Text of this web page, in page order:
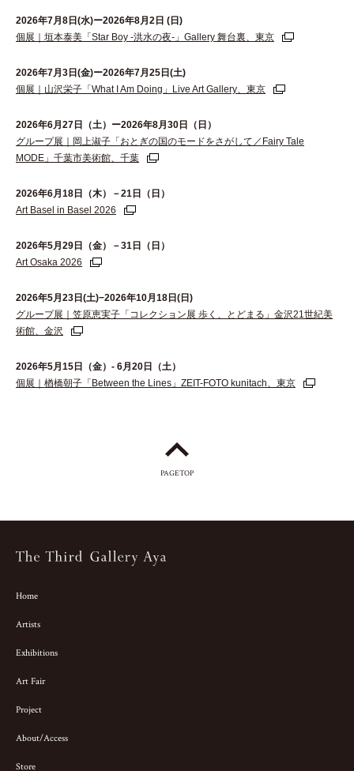
2026年7月8日(水)ー2026年8月2日 (日)
個展｜垣本泰美「Star Boy -洪水の夜-」Gallery 舞台裏、東京
2026年7月3日(金)ー2026年7月25日(土)
個展｜山沢栄子「What I Am Doing」Live Art Gallery、東京
2026年6⽉27⽇（⼟）ー2026年8⽉30⽇（⽇）
グループ展｜岡上淑子「おとぎの国のモードをさがして／Fairy Tale
MODE」千葉市美術館、千葉
2026年6月18日（木）－21日（日）
Art Basel in Basel 2026
2026年5月29日（金）－31日（日）
Art Osaka 2026
2026年5月23日(土)−2026年10月18日(日)
グループ展｜笠原恵実子「コレクション展 歩く、とどまる」金沢21世紀美
術館、金沢
2026年5月15日（金）- 6月20日（土）
個展｜楢橋朝子「Between the Lines」ZEIT-FOTO kunitach、東京
PAGETOP
Home
Artists
Exhibitions
Art Fair
Project
About/Access
Store